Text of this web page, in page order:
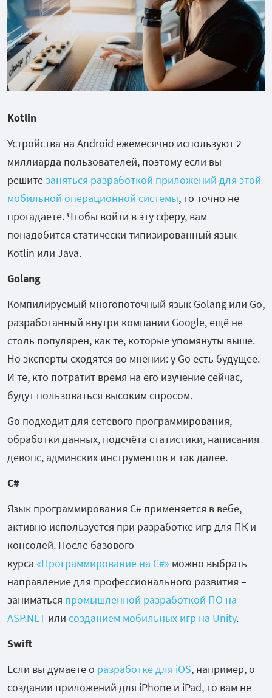
Kotlin
Устройства на Android ежемесячно используют 2
миллиарда пользователей, поэтому если вы
решите заняться разработкой приложений для этой
мобильной операционной системы, то точно не
прогадаете. Чтобы войти в эту сферу, вам
понадобится статически типизированный язык
Kotlin или Java.
Golang
Компилируемый многопоточный язык Golang или Go,
разработанный внутри компании Google, ещё не
столь популярен, как те, которые упомянуты выше.
Но эксперты сходятся во мнении: у Go есть будущее.
И те, кто потратит время на его изучение сейчас,
будут пользоваться высоким спросом.
Go подходит для сетевого программирования,
обработки данных, подсчёта статистики, написания
девопс, админских инструментов и так далее.
C#
Язык программирования C# применяется в вебе,
активно используется при разработке игр для ПК и
консолей. После базового
курса «Программирование на C#» можно выбрать
направление для профессионального развития –
заниматься промышленной разработкой ПО на
ASP.NET или созданием мобильных игр на Unity.
Swift
Если вы думаете о разработке для iOS, например, о
создании приложений для iPhone и iPad, то вам не